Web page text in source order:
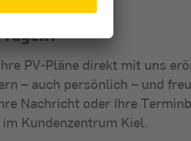
PV-Pläne direkt mit uns
– auch persönlich – und
Nachricht oder Ihre
Kundenzentrum Kiel.